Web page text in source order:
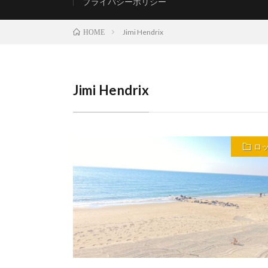
HOME Jimi Hendrix
Jimi Hendrix
ロ